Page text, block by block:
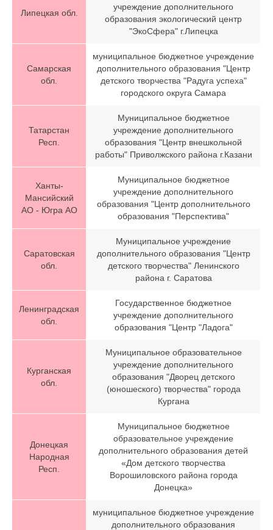
Липецкая обл.
учреждение дополнительного
образования экологический центр
"ЭкоСфера" г.Липецка
Самарская
обл.
муниципальное бюджетное учреждение
дополнительного образования "Центр
детского творчества "Радуга успеха"
городского округа Самара
Татарстан
Респ.
Муниципальное бюджетное
учреждение дополнительного
образования "Центр внешкольной
работы" Приволжского района г.Казани
Ханты-
Мансийский
АО - Югра АО
Муниципальное бюджетное
учреждение дополнительного
образования "Центр дополнительного
образования "Перспектива"
Саратовская
обл.
Муниципальное учреждение
дополнительного образования "Центр
детского творчества" Ленинского
района г. Саратова
Ленинградская
обл.
Государственное бюджетное
учреждение дополнительного
образования "Центр "Ладога"
Курганская
обл.
Муниципальное образовательное
учреждение дополнительного
образования "Дворец детского
(юношеского) творчества" города
Кургана
Донецкая
Народная
Респ.
Муниципальное бюджетное
образовательное учреждение
дополнительного образования детей
«Дом детского творчества
Ворошиловского района города
Донецка»
муниципальное бюджетное учреждение
дополнительного образования